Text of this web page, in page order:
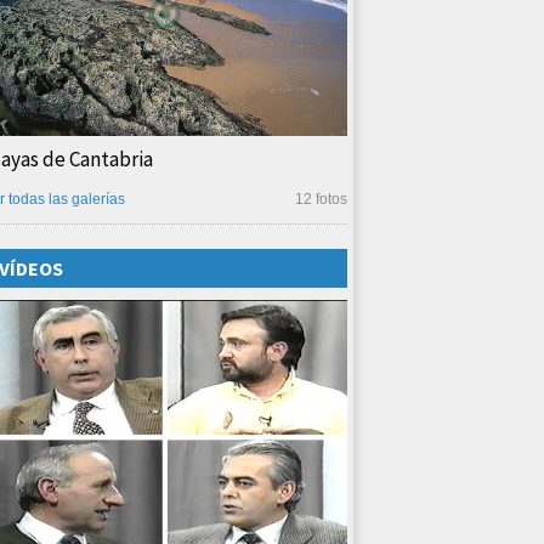
de Cantabria
12 fotos
todas las galerías
VÍDEOS